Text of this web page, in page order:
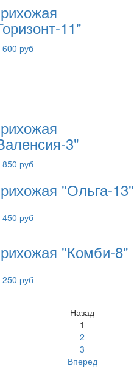
11"
600 руб
3"
850 руб
"Ольга-13"
450 руб
"Комби-8"
250 руб
Назад
1
2
3
Вперед